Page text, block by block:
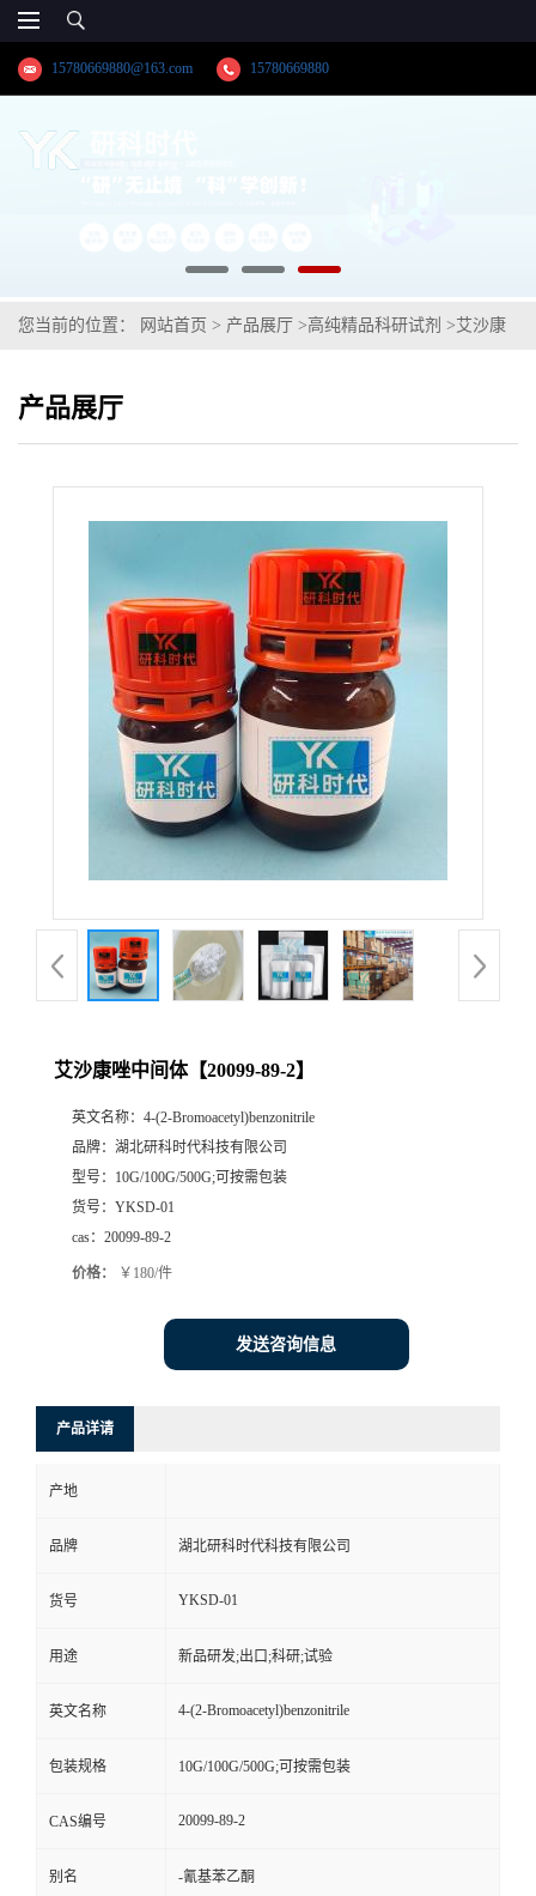
15780669880@163.com 15780669880
您当前的位置： 网站首页 > 产品展厅 >高纯精品科研试剂 >艾沙康
产品展厅
艾沙康唑中间体【20099-89-2】
英文名称： 4-(2-Bromoacetyl)benzonitrile
品牌： 湖北研科时代科技有限公司
型号： 10G/100G/500G;可按需包装
货号： YKSD-01
cas： 20099-89-2
价格： ￥180/件
发送咨询信息
产品详请
产地
品牌 湖北研科时代科技有限公司
货号 YKSD-01
用途 新品研发;出口;科研;试验
英文名称 4-(2-Bromoacetyl)benzonitrile
包装规格 10G/100G/500G;可按需包装
CAS编号 20099-89-2
别名 -氰基苯乙酮